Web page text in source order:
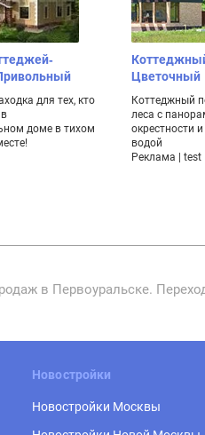
для тех, кто
доме в тихом
Цветочный
Коттеджный
леса с
окрестности
водой
Реклама | test
в Первоуральске.
Новостройки
Новостройки Москвы